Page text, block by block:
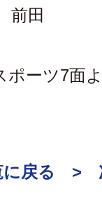
前田
ポーツ7面
戻る >